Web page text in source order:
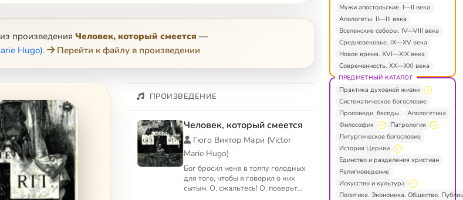
произведения Человек, который смеется —
Hugo). Перейти к файлу в произведении
ПРОИЗВЕДЕНИЕ
Человек, который смеется
Гюго Виктор Мари (Victor
Marie Hugo)
Бог бросил меня в толпу голодных
для того, чтобы я говорил о них
сытым. О, сжальтесь! О, поверьте,
Мужи апостольские. I—II века
Апологеты. II—III века
Вселенские соборы. IV—VIII века
Средневековье. IX—XV века
Новое время. XVI—XIX века
Современность. XX—XXI века
ПРЕДМЕТНЫЙ КАТАЛОГ
Практика духовной жизни
Систематическое богословие
Проповеди, беседы
Апологетика
Философия
Патрология
Литургическое богословие
История Церкви
Единство и разделения христиан
Религиоведение
Искусство и культура
Политика. Экономика. Общество.